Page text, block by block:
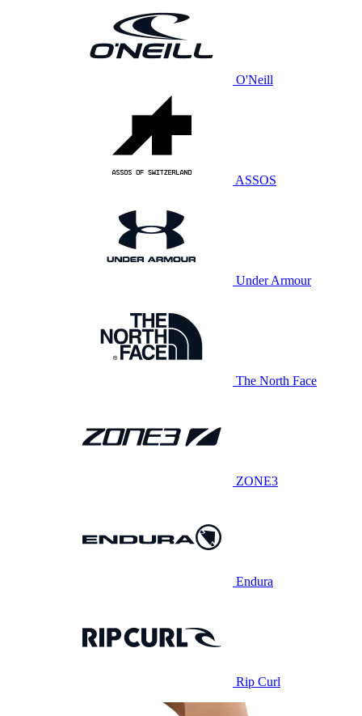
O'Neill
ASSOS
Under Armour
The North Face
ZONE3
Endura
Rip Curl